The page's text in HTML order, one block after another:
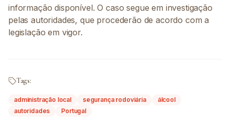
informação disponível. O caso segue em investigação
pelas autoridades, que procederão de acordo com a
legislação em vigor.
Tags:
administração local segurança rodoviária
álcool
autoridades
Portugal